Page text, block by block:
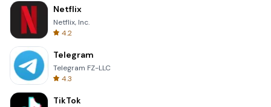
Netflix
Netflix, Inc.
4.2
Telegram
Telegram FZ-LLC
4.3
TikTok